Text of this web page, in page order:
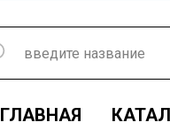
ГЛАВНАЯ